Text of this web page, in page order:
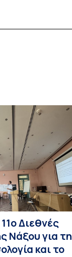
Διεθνές
Νάξου για τη
και το